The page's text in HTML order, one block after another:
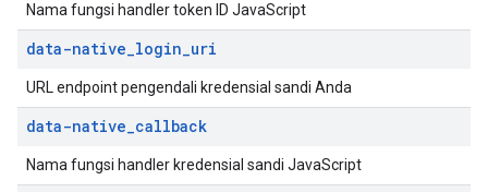
Nama fungsi handler token ID JavaScript
data-native_login_uri
URL endpoint pengendali kredensial sandi Anda
data-native_callback
Nama fungsi handler kredensial sandi JavaScript